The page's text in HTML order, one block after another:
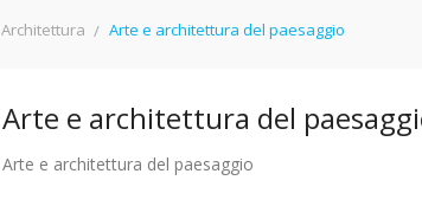
Architettura Arte e architettura del paesaggio
Arte e architettura del
Arte e architettura del paesaggio